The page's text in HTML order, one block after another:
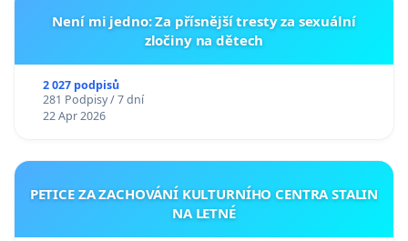
Není mi jedno: Za přísnější tresty za sexuální
zločiny na dětech
2 027 podpisů
281 Podpisy / 7 dní
22 Apr 2026
PETICE ZA ZACHOVÁNÍ KULTURNÍHO CENTRA STALIN
NA LETNÉ